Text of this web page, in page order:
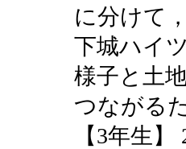
に分けて
下城ハイ
様子と土
つながる
【3年生】